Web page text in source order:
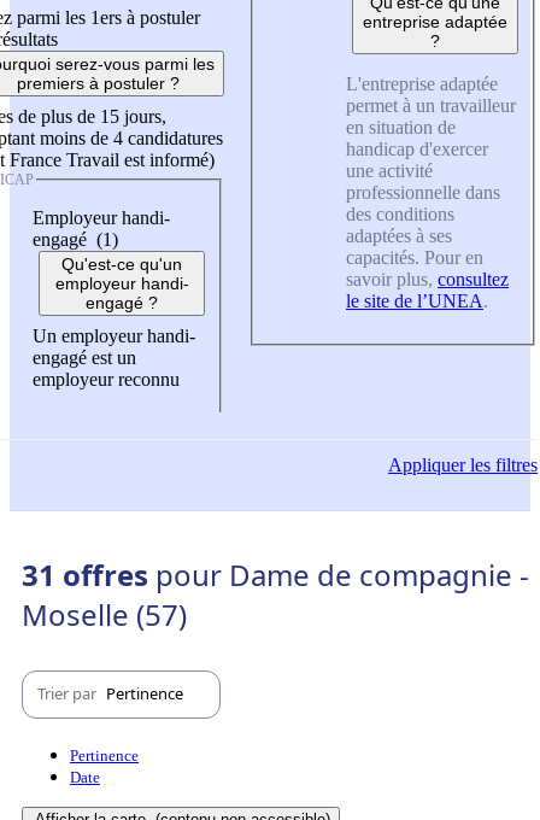
parmi les 1ers à postuler
serez-vous parmi les
premiers à postuler ?
de plus de 15 jours,
moins de 4 candidatures
France Travail est informé)
Employeur handi-
engagé (1)
Qu'est-ce qu'un
employeur handi-
engagé ?
Un employeur handi-
engagé est un
employeur reconnu
entreprise adaptée
?
L'entreprise adaptée
permet à un travailleur
en situation de
handicap d'exercer
une activité
professionnelle dans
des conditions
adaptées à ses
capacités. Pour en
savoir plus, consultez
le site de l’UNEA.
Appliquerles filtres
31 offres pour Dame de compagnie -
Moselle (57)
Trier par Pertinence
Pertinence
Date